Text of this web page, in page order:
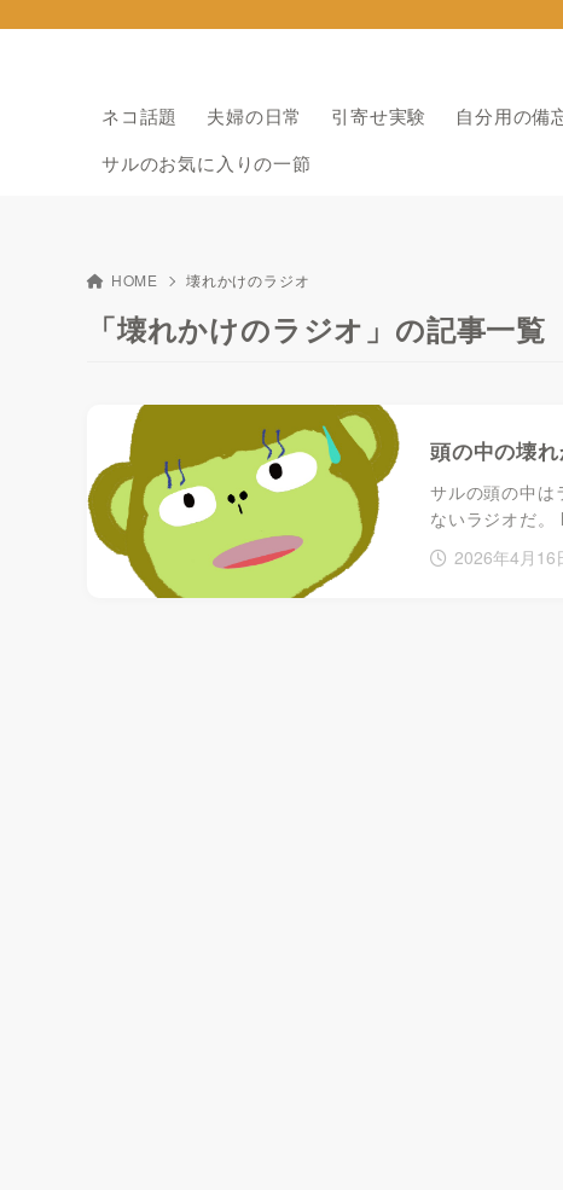
ネコ話題 夫婦の日常 引寄せ実験 自分用の備
サルのお気に入りの一節
HOME 壊れかけのラジオ
「壊れかけのラジオ」の記事一覧
頭の中の壊
サルの頭の中は
ないラジオだ
2026年4月16